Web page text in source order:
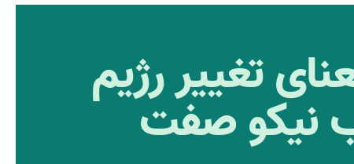
تغییر رژیم
نیکو صفت